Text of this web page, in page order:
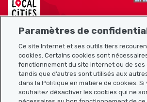
Plan du site
Liens utiles
Paramètres de
Ce site Internet et ses outils tiers
cookies. Certains cookies sont
fonctionnement du site Internet ou de ses
tandis que d’autres sont utilisés aux
dans la Politique en matière de cookies. Si
souhaitez désactiver les cookies qui ne